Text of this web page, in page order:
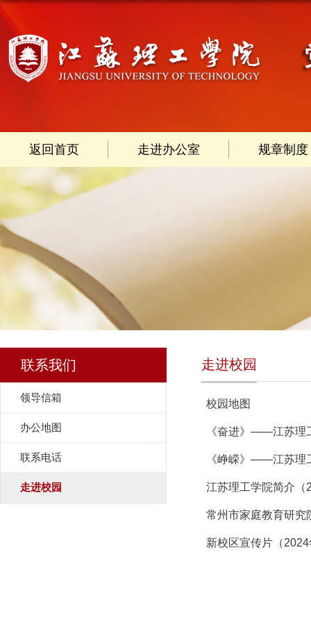
返回首页 走进办公室 规章制度
联系我们
领导信箱
办公地图
联系电话
走进校园
走进校园
校园地图
《奋进》——江苏理
《峥嵘》——江苏理
江苏理工学院简介（
常州市家庭教育研究
新校区宣传片（